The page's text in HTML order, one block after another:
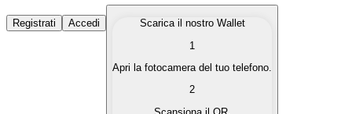
Acquista Criptovalute
Acquista le criptovalute che ti interessano in modo
Converti le tue criptovalute in valuta fiat quando ne hai
Registrati Accedi
Scarica il nostro Wallet
1
Apri la fotocamera del tuo telefono.
2